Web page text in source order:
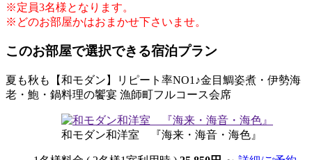
※定員3名様となります。
※どのお部屋かはおまかせ下さいませ。
このお部屋で選択できる宿泊プラン
夏も秋も【和モダン】リピート率NO1♪金目鯛姿煮・伊勢海
老・鮑・鍋料理の饗宴 漁師町フルコース会席
和モダン和洋室 『海来・海音・海色』